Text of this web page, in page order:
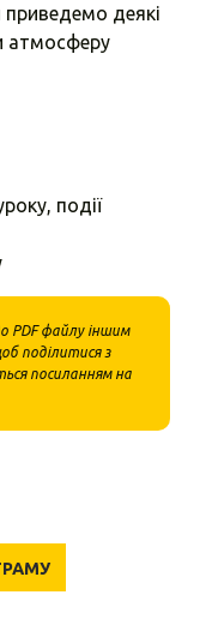
деякі
атмосферу
події
PDF файлу іншим
поділитися з
посиланням на